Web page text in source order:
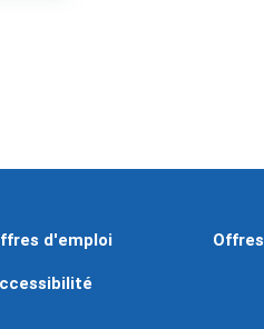
d'emploi